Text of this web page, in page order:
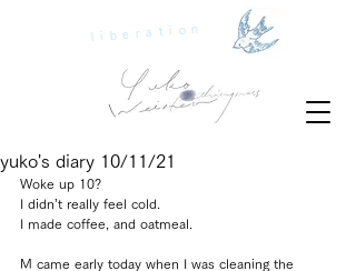
liberation
yuko's diary 10/11/21
Woke up 10?
I didn’t really feel cold.
I made coffee, and oatmeal.
M came early today when I was cleaning the